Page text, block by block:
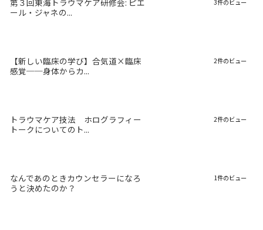
第３回東海トラウマケア研修会: ピエ
ール・ジャネの...
3件のビュー
【新しい臨床の学び】合気道×臨床
感覚──身体からカ...
2件のビュー
トラウマケア技法 ホログラフィー
トークについてのト...
2件のビュー
なんであのときカウンセラーになろ
うと決めたのか？
1件のビュー